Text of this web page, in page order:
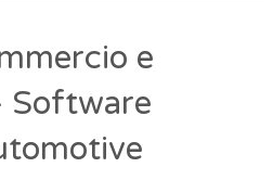
e
Software